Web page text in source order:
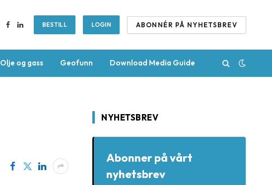
Facebook
LinkedInBESTILL LOGIN ABONNÉR PÅ NYHETSBREV
Olje og gass Geofunn Download Media Guide
NYHETSBREV
Abonner på vårt
nyhetsbrev